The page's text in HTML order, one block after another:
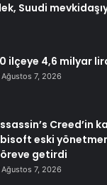
Suudi
ilçeye 4,6 milyar
Ağustos 7, 2026
Creed’in
eski
getirdi
Ağustos 7, 2026